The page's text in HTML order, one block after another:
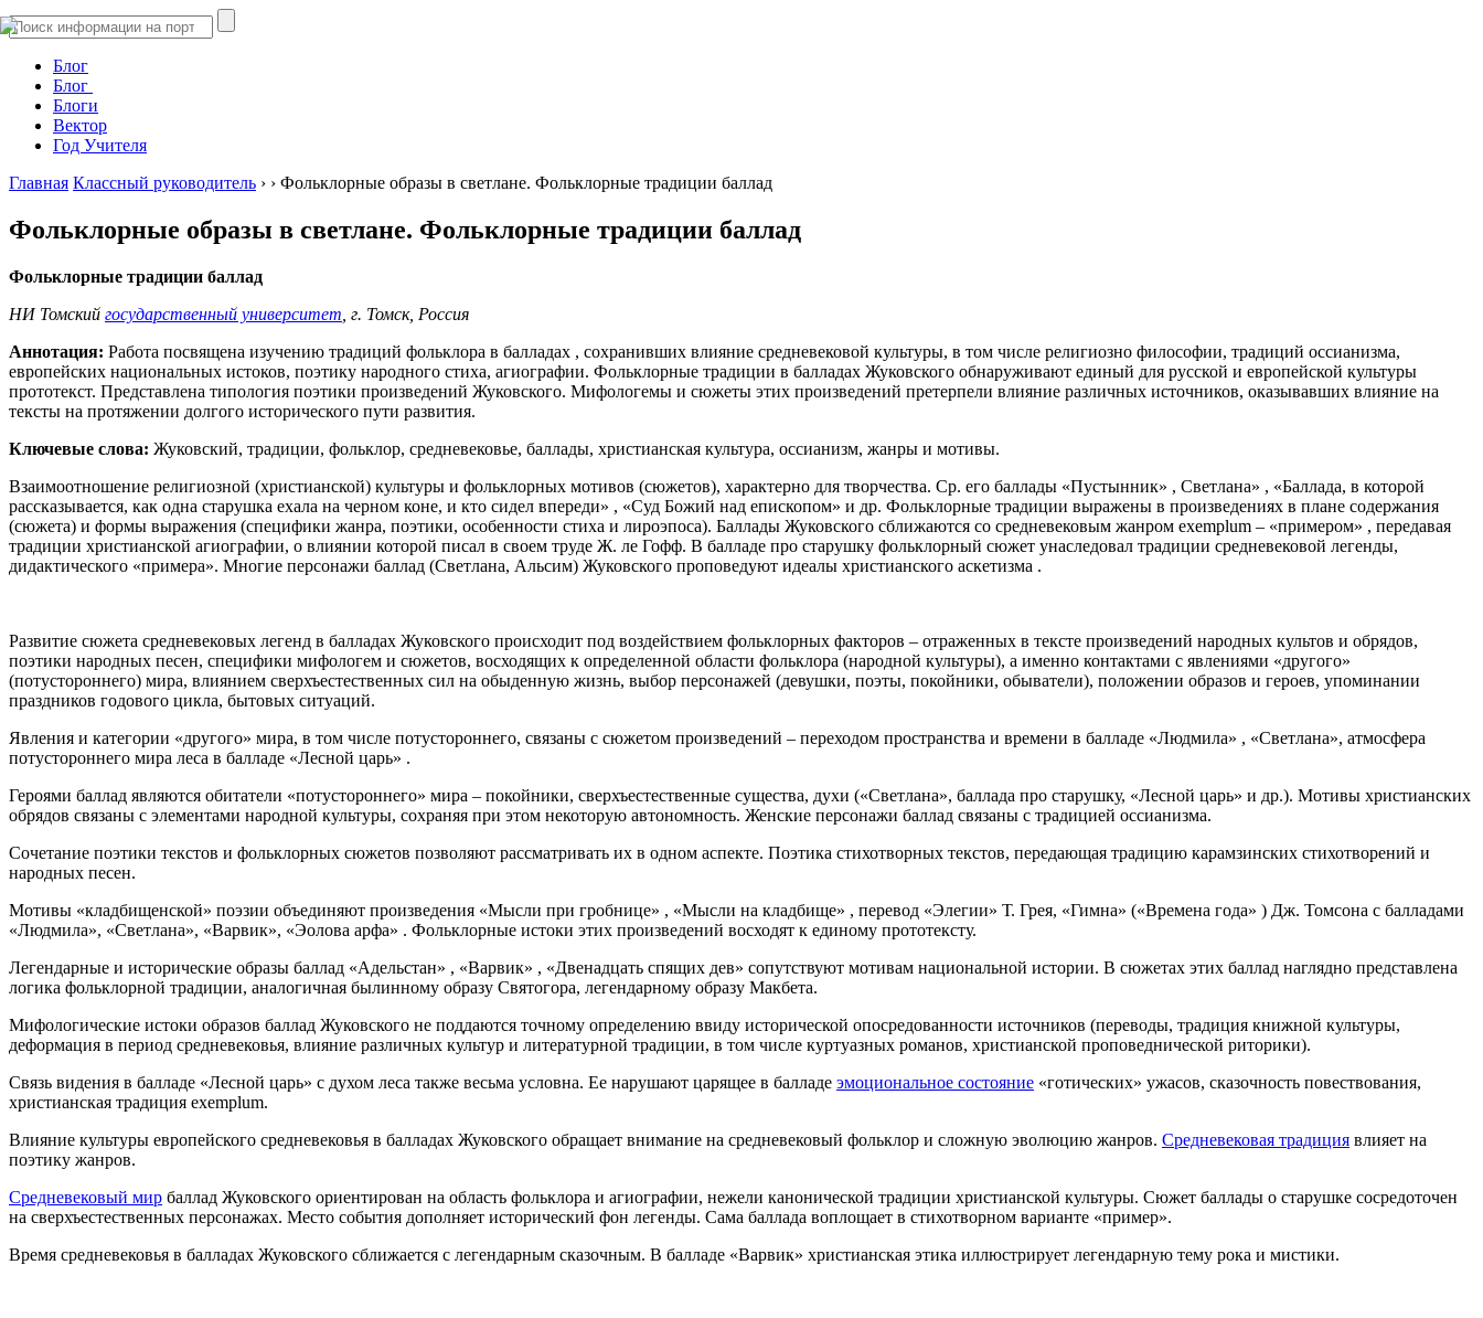
Блог
Блог
Блоги
Вектор
Год Учителя
Главная Классный руководитель › › Фольклорные образы в светлане. Фольклорные традиции баллад
Фольклорные образы в светлане. Фольклорные традиции баллад
Фольклорные традиции баллад
НИ Томский государственный университет , г. Томск, Россия
Аннотация: Работа посвящена изучению традиций фольклора в балладах , сохранивших влияние средневековой культуры, в том числе религиозно философии, традиций оссианизма,
европейских национальных истоков, поэтику народного стиха, агиографии. Фольклорные традиции в балладах Жуковского обнаруживают единый для русской и европейской культуры
прототекст. Представлена типология поэтики произведений Жуковского. Мифологемы и сюжеты этих произведений претерпели влияние различных источников, оказывавших влияние на
тексты на протяжении долгого исторического пути развития.
Ключевые слова: Жуковский, традиции, фольклор, средневековье, баллады, христианская культура, оссианизм, жанры и мотивы.
Взаимоотношение религиозной (христианской) культуры и фольклорных мотивов (сюжетов), характерно для творчества. Ср. его баллады «Пустынник» , Светлана» , «Баллада, в которой
рассказывается, как одна старушка ехала на черном коне, и кто сидел впереди» , «Суд Божий над епископом» и др. Фольклорные традиции выражены в произведениях в плане содержания
(сюжета) и формы выражения (специфики жанра, поэтики, особенности стиха и лироэпоса). Баллады Жуковского сближаются со средневековым жанром exemplum – «примером» , передавая
традиции христианской агиографии, о влиянии которой писал в своем труде Ж. ле Гофф. В балладе про старушку фольклорный сюжет унаследовал традиции средневековой легенды,
дидактического «примера». Многие персонажи баллад (Светлана, Альсим) Жуковского проповедуют идеалы христианского аскетизма .
Развитие сюжета средневековых легенд в балладах Жуковского происходит под воздействием фольклорных факторов – отраженных в тексте произведений народных культов и обрядов,
поэтики народных песен, специфики мифологем и сюжетов, восходящих к определенной области фольклора (народной культуры), а именно контактами с явлениями «другого»
(потустороннего) мира, влиянием сверхъестественных сил на обыденную жизнь, выбор персонажей (девушки, поэты, покойники, обыватели), положении образов и героев, упоминании
праздников годового цикла, бытовых ситуаций.
Явления и категории «другого» мира, в том числе потустороннего, связаны с сюжетом произведений – переходом пространства и времени в балладе «Людмила» , «Светлана», атмосфера
потустороннего мира леса в балладе «Лесной царь» .
Героями баллад являются обитатели «потустороннего» мира – покойники, сверхъестественные существа, духи («Светлана», баллада про старушку, «Лесной царь» и др.). Мотивы христианских
обрядов связаны с элементами народной культуры, сохраняя при этом некоторую автономность. Женские персонажи баллад связаны с традицией оссианизма.
Сочетание поэтики текстов и фольклорных сюжетов позволяют рассматривать их в одном аспекте. Поэтика стихотворных текстов, передающая традицию карамзинских стихотворений и
народных песен.
Мотивы «кладбищенской» поэзии объединяют произведения «Мысли при гробнице» , «Мысли на кладбище» , перевод «Элегии» Т. Грея, «Гимна» («Времена года» ) Дж. Томсона с балладами
«Людмила», «Светлана», «Варвик», «Эолова арфа» . Фольклорные истоки этих произведений восходят к единому прототексту.
Легендарные и исторические образы баллад «Адельстан» , «Варвик» , «Двенадцать спящих дев» сопутствуют мотивам национальной истории. В сюжетах этих баллад наглядно представлена
логика фольклорной традиции, аналогичная былинному образу Святогора, легендарному образу Макбета.
Мифологические истоки образов баллад Жуковского не поддаются точному определению ввиду исторической опосредованности источников (переводы, традиция книжной культуры,
деформация в период средневековья, влияние различных культур и литературной традиции, в том числе куртуазных романов, христианской проповеднической риторики).
Связь видения в балладе «Лесной царь» с духом леса также весьма условна. Ее нарушают царящее в балладе эмоциональное состояние «готических» ужасов, сказочность повествования,
христианская традиция exemplum.
Влияние культуры европейского средневековья в балладах Жуковского обращает внимание на средневековый фольклор и сложную эволюцию жанров. Средневековая традиция влияет на
поэтику жанров.
Средневековый мир баллад Жуковского ориентирован на область фольклора и агиографии, нежели канонической традиции христианской культуры. Сюжет баллады о старушке сосредоточен
на сверхъестественных персонажах. Место события дополняет исторический фон легенды. Сама баллада воплощает в стихотворном варианте «пример».
Время средневековья в балладах Жуковского сближается с легендарным сказочным. В балладе «Варвик» христианская этика иллюстрирует легендарную тему рока и мистики.